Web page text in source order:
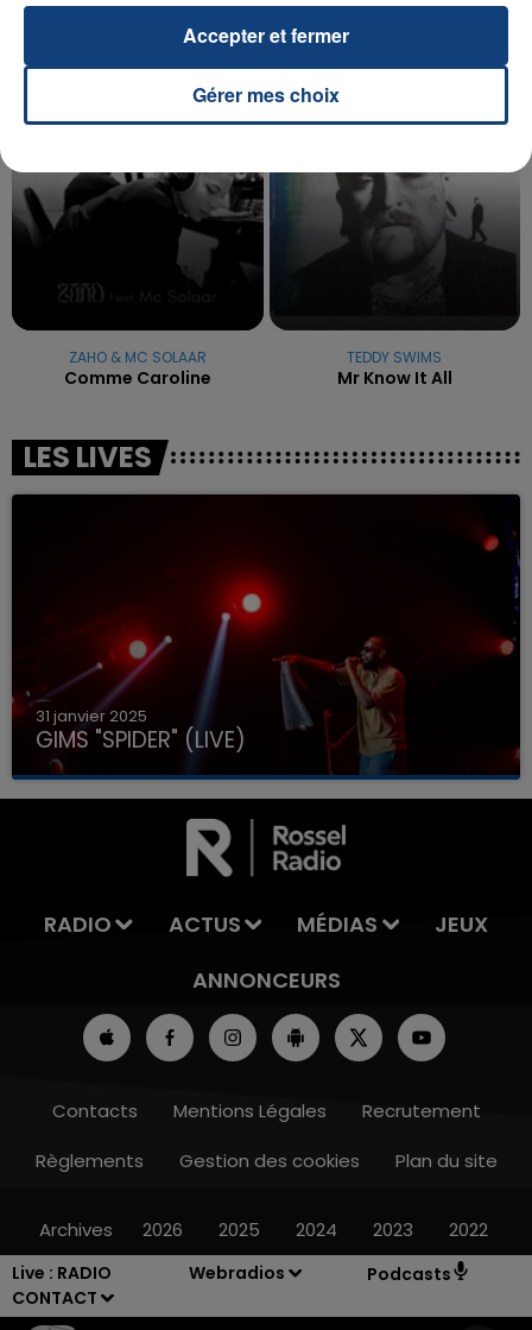
Live : RADIO
CONTACT
Webradios Podcasts
TITRES DIFFUSÉS
ZAHO & MC SOLAAR
Comme Caroline
TEDDY SWIMS
Mr Know It All
LES LIVES
31 janvier 2025
GIMS "SPIDER" (LIVE)
RADIO ACTUS MÉDIAS
JEUX
ANNONCEURS
Contacts Mentions Légales
Recrutement
Règlements
Gestion des cookies Plan du site
Archives 2026 2025 2024 2023 2022
Gérer mes choix
Accepter et fermer